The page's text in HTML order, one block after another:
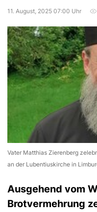
11. August, 2025 07:00 Uhr
Vater Matthias Zierenberg
an der Lubentiuskirche in
Ausgehend vom
Brotvermehrung